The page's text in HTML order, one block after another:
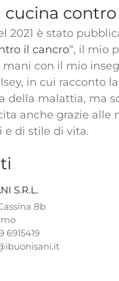
cucina
2021 è stato
il cancro“, il mio
mani con il mio
in cui racconto
della malattia, ma
anche grazie alle
e di stile di vita.
S.R.L.
8b
6915419